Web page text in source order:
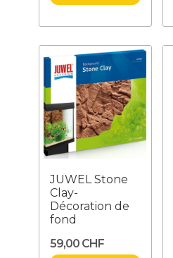
JUWEL Stone
Clay-
Décoration de
fond
59,00 CHF